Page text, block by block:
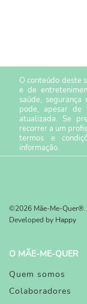
O conteúdo deste
e de
saúde, segurança
pode, apesar de
atualizada. Se
recorrer a um
termos e
informação.
©2026 Mãe-Me-Quer®.
Developed by Happy
O MÃE-ME-QUER
Quem somos
Colaboradores